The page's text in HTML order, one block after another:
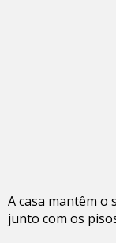
A casa mantêm o
junto com os